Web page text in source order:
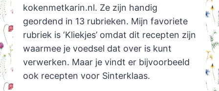
kokenmetkarin.nl. Ze zijn handig
geordend in 13 rubrieken. Mijn favoriete
rubriek is ‘Kliekjes’ omdat dit recepten zijn
waarmee je voedsel dat over is kunt
verwerken. Maar je vindt er bijvoorbeeld
ook recepten voor Sinterklaas.